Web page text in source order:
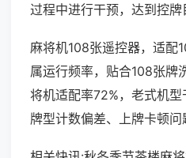
过程中进行干预，达到控牌
麻将机108张遥控器，适配
属运行频率，贴合108张牌
将机适配率72%，老式机
牌型计数偏差、上牌卡顿问